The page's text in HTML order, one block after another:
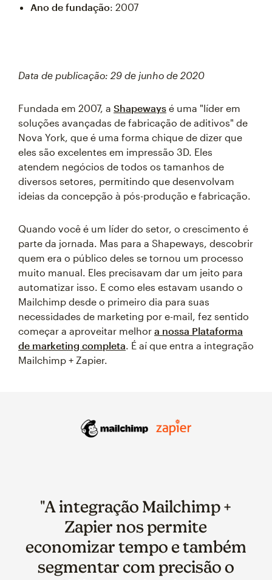
Ano de fundação: 2007
Data de publicação: 29 de junho de 2020
Fundada em 2007, a Shapeways é uma "líder em
soluções avançadas de fabricação de aditivos" de
Nova York, que é uma forma chique de dizer que
eles são excelentes em impressão 3D. Eles
atendem negócios de todos os tamanhos de
diversos setores, permitindo que desenvolvam
ideias da concepção à pós-produção e fabricação.
Quando você é um líder do setor, o crescimento é
parte da jornada. Mas para a Shapeways, descobrir
quem era o público deles se tornou um processo
muito manual. Eles precisavam dar um jeito para
automatizar isso. E como eles estavam usando o
Mailchimp desde o primeiro dia para suas
necessidades de marketing por e-mail, fez sentido
começar a aproveitar melhor a nossa Plataforma
de marketing completa . É aí que entra a integração
Mailchimp + Zapier.
"A integração Mailchimp +
Zapier nos permite
economizar tempo e também
segmentar com precisão o